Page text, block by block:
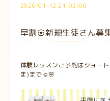
2026-01-12 21:02:00
早割🌸新規生徒さん募
体験レッスンご予約はショー
ま)まで☺️🌸